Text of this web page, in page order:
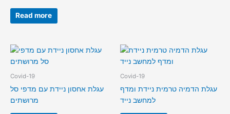
Read more
Covid-19
עגלת אחסון ניידת עם מדפי סל
מרושתים
Covid-19
עגלת הדמיה טרמית ניידת ומדף
למחשב נייד